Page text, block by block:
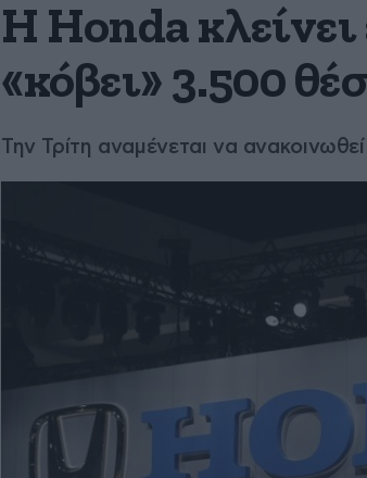
H Honda
«κόβει» 3.500
Την Τρίτη αναμένεται να